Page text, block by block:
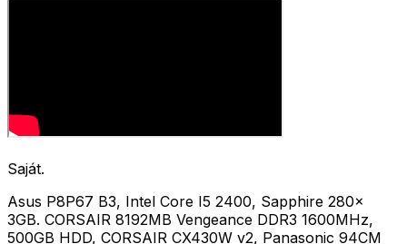
Saját.
Asus P8P67 B3, Intel Core I5 2400, Sapphire 280x
3GB. CORSAIR 8192MB Vengeance DDR3 1600MHz,
500GB HDD, CORSAIR CX430W v2, Panasonic 94CM